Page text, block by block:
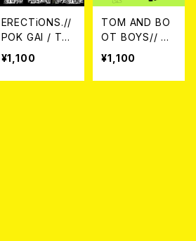
ERECTiONS.//
POK GAI / THI
NK OF POGO
PUNK AND ST
UPID FUCKING
¥1,100
TOM AND BO
OT BOYS// M
UTANT ITCH /
¥1,100